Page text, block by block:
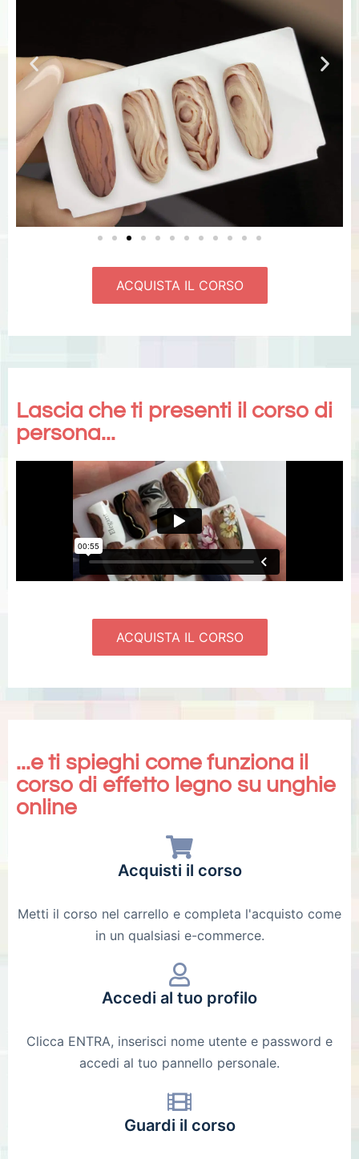
ACQUISTA IL CORSO
Lascia che ti presenti il corso di
persona...
ACQUISTA IL CORSO
...e ti spieghi come funziona il
corso di effetto legno su unghie
online
Acquisti il corso
Metti il corso nel carrello e completa l'acquisto come
in un qualsiasi e-commerce.
Accedi al tuo profilo
Clicca ENTRA, inserisci nome utente e password e
accedi al tuo pannello personale.
Guardi il corso